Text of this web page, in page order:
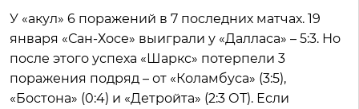
У «акул» 6 поражений в 7 последних матчах. 19
января «Сан-Хосе» выиграли у «Далласа» – 5:3. Но
после этого успеха «Шаркс» потерпели 3
поражения подряд – от «Коламбуса» (3:5),
«Бостона» (0:4) и «Детройта» (2:3 ОТ). Если